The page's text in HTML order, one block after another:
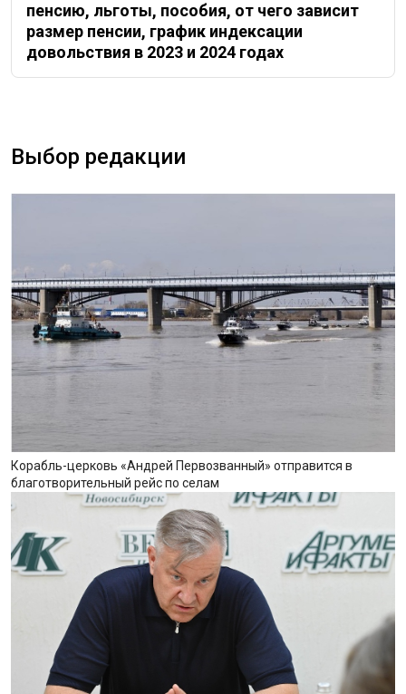
пенсию, льготы, пособия, от чего зависит
размер пенсии, график индексации
довольствия в 2023 и 2024 годах
Выбор редакции
Корабль-церковь «Андрей Первозванный» отправится в
благотворительный рейс по селам